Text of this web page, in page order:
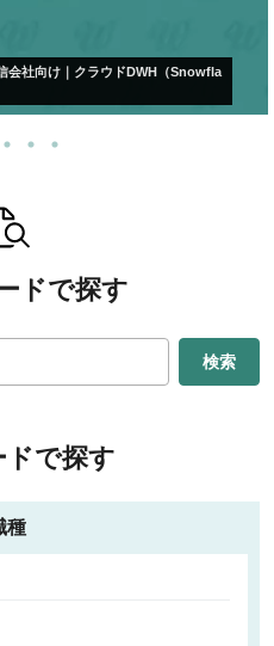
会社向け｜クラウドDWH（Snowfla
ドで探す
検索
ドで探す
種